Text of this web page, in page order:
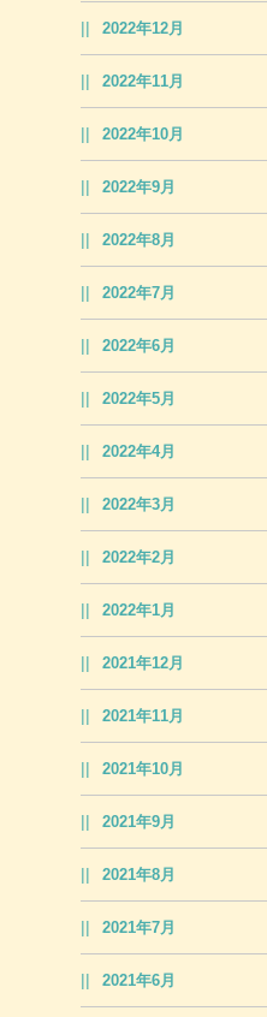
2022年12月
2022年11月
2022年10月
2022年9月
2022年8月
2022年7月
2022年6月
2022年5月
2022年4月
2022年3月
2022年2月
2022年1月
2021年12月
2021年11月
2021年10月
2021年9月
2021年8月
2021年7月
2021年6月